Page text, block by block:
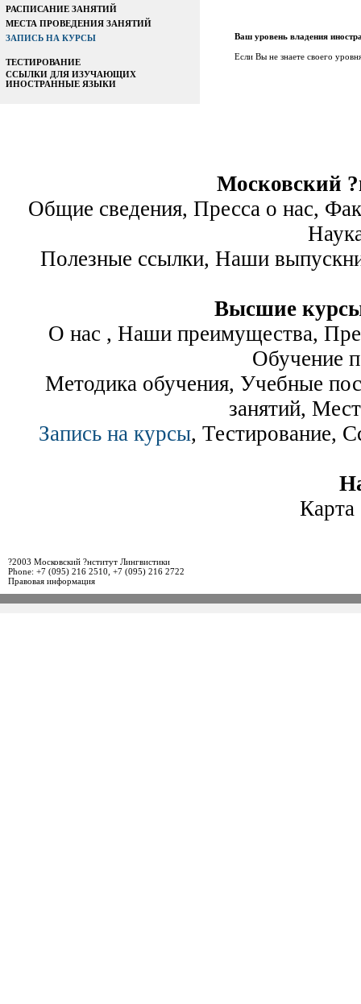
РАСПИСАНИЕ ЗАНЯТИЙ
МЕСТА ПРОВЕДЕНИЯ ЗАНЯТИЙ
ЗАПИСЬ НА КУРСЫ
ТЕСТИРОВАНИЕ
ССЫЛКИ ДЛЯ ИЗУЧАЮЩИХ
ИНОСТРАННЫЕ ЯЗЫКИ
Ваш уровень владения
Если Вы не знаете своего
Московский
Общие сведения, Пресса о нас,
Полезные ссылки, Наши
Высшие
О нас , Наши преимущества,
Обучение
Методика обучения, Учебные
занятий,
Запись на курсы, Тестирование,
Карта
?2003 Московский ?нститут Лингвистики
Phone: +7 (095) 216 2510, +7 (095) 216 2722
Правовая информация